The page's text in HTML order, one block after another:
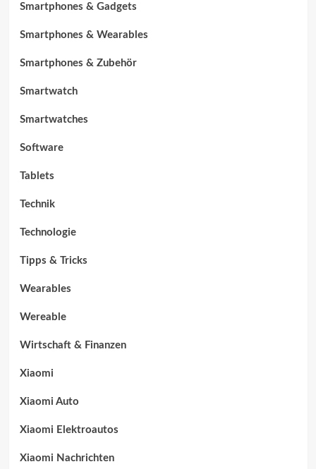
Smartphones & Gadgets
Smartphones & Wearables
Smartphones & Zubehör
Smartwatch
Smartwatches
Software
Tablets
Technik
Technologie
Tipps & Tricks
Wearables
Wereable
Wirtschaft & Finanzen
Xiaomi
Xiaomi Auto
Xiaomi Elektroautos
Xiaomi Nachrichten